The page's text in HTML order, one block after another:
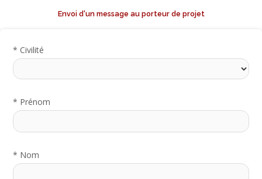
Envoi d'un message au porteur de projet
* Civilité
* Prénom
* Nom